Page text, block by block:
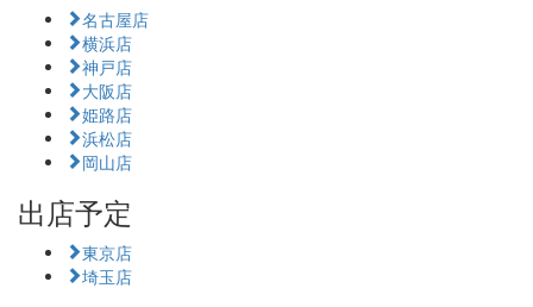
名古屋店
横浜店
神戸店
大阪店
姫路店
浜松店
岡山店
出店予定
東京店
埼玉店